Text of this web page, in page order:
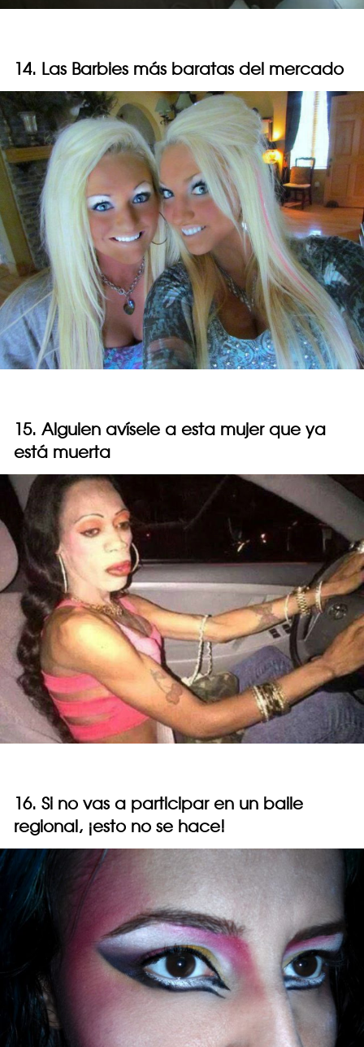
14. Las Barbies más baratas del mercado
15. Alguien avísele a esta mujer que ya
está muerta
16. Si no vas a participar en un baile
regional, ¡esto no se hace!